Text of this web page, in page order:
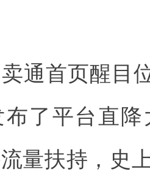
通首页醒目
布了平台直
量扶持，史